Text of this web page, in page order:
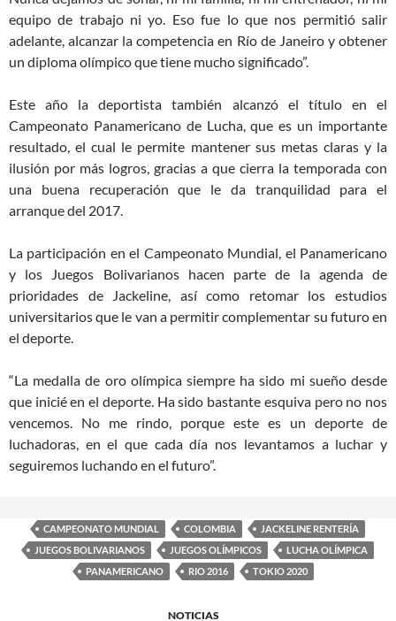
equipo de trabajo ni yo. Eso fue lo que nos permitió salir
adelante, alcanzar la competencia en Río de Janeiro y obtener
un diploma olímpico que tiene mucho significado”.
Este año la deportista también alcanzó el título en el
Campeonato Panamericano de Lucha, que es un importante
resultado, el cual le permite mantener sus metas claras y la
ilusión por más logros, gracias a que cierra la temporada con
una buena recuperación que le da tranquilidad para el
arranque del 2017.
La participación en el Campeonato Mundial, el Panamericano
y los Juegos Bolivarianos hacen parte de la agenda de
prioridades de Jackeline, así como retomar los estudios
universitarios que le van a permitir complementar su futuro en
el deporte.
“La medalla de oro olímpica siempre ha sido mi sueño desde
que inicié en el deporte. Ha sido bastante esquiva pero no nos
vencemos. No me rindo, porque este es un deporte de
luchadoras, en el que cada día nos levantamos a luchar y
seguiremos luchando en el futuro”.
CAMPEONATO MUNDIAL COLOMBIA
JACKELINE RENTERÍA
JUEGOS BOLIVARIANOS
JUEGOS OLÍMPICOS
LUCHA OLÍMPICA
PANAMERICANO
RIO 2016 TOKIO 2020
NOTICIAS